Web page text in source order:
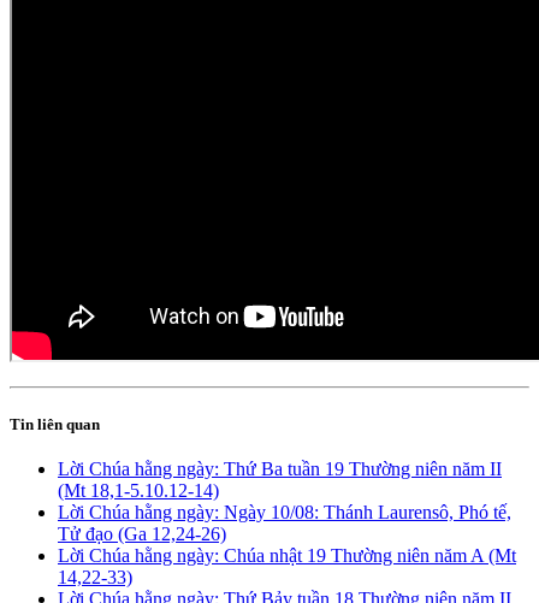
Tin liên quan
Lời Chúa hằng ngày: Thứ Ba tuần 19 Thường niên năm II
(Mt 18,1-5.10.12-14)
Lời Chúa hằng ngày: Ngày 10/08: Thánh Laurensô, Phó tế,
Tử đạo (Ga 12,24-26)
Lời Chúa hằng ngày: Chúa nhật 19 Thường niên năm A (Mt
14,22-33)